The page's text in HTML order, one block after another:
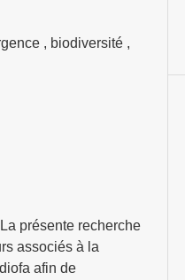
, biodiversité ,
présente recherche
associés à la
afin de